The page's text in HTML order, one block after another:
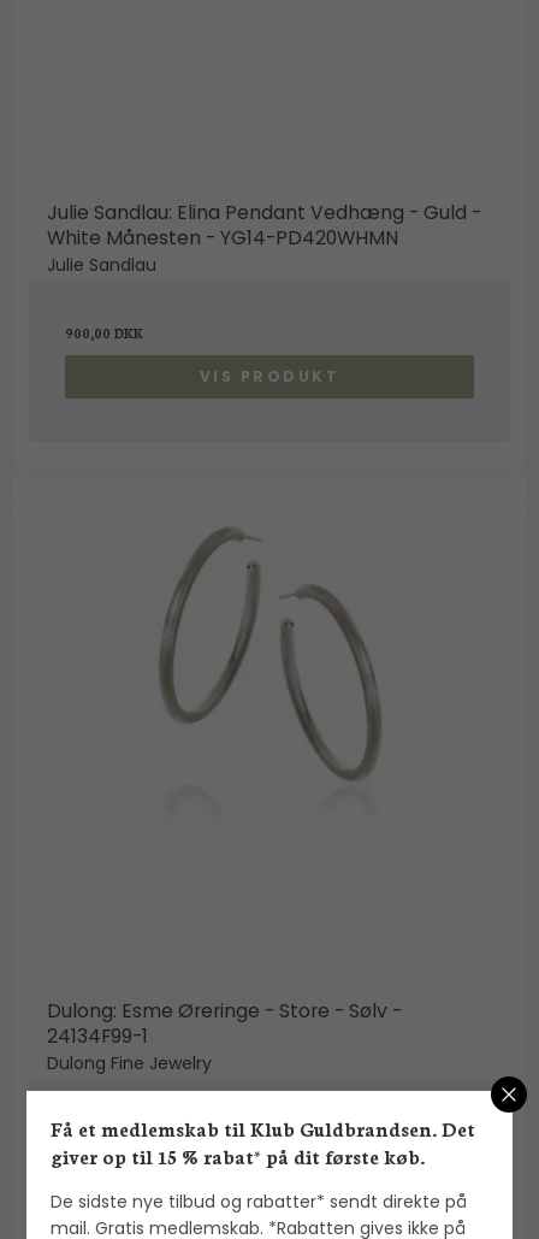
Julie Sandlau: Elina Pendant Vedhæng - Guld -
White Månesten - YG14-PD420WHMN
Julie Sandlau
900,00 DKK
VIS PRODUKT
Dulong: Esme Øreringe - Store - Sølv -
24134F99-1
Dulong Fine Jewelry
1.900,00 DKK
VIS PRODUKT
Få et medlemskab til Klub Guldbrandsen. Det
giver op til 15 % rabat* på dit første køb.
De sidste nye tilbud og rabatter* sendt direkte på
mail. Gratis medlemskab. *Rabatten gives ikke på